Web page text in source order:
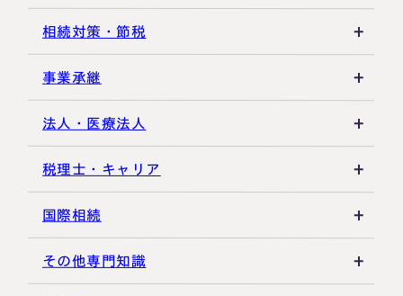
相続登記・名義変更
相続放棄・限定承認
相続手続き全般
延納・物納
相続財産
特別縁故者
特別受益・寄与分
建物・マンション評価
土地の評価
借地権・貸家
その他不動産
相続対策・節税
養子縁組・家族信託
生命保険活用
小規模企業共済
不動産活用
その他の相続対策
事業承継
非上場株式評価
自己株式・株式取得
種類株式・名義株
役員関連
法人・医療法人
社団法人
合同会社・持分会社
医療法人
税理士・キャリア
税理士選び・相談
税理士試験
国際相続
米国関連
その他専門知識